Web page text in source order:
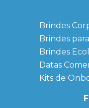
Brindes
Brindes
Brindes
Datas
Kits de